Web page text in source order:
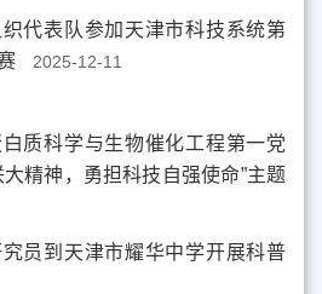
代表队参加天津市科技系统第
2025-12-11
质科学与生物催化工程第一党
精神，勇担科技自强使命”主题
员到天津市耀华中学开展科普